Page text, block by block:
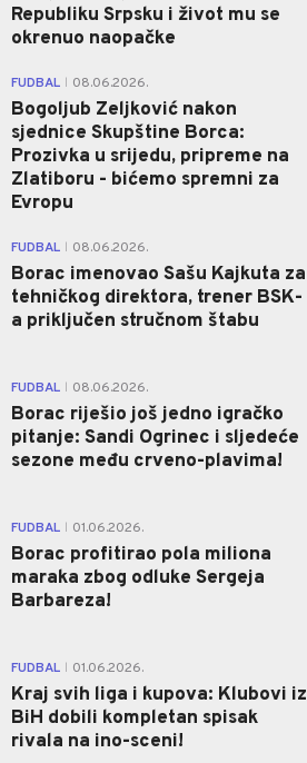
Republiku Srpsku i život mu se
okrenuo naopačke
FUDBAL 08.06.2026.
Bogoljub Zeljković nakon
sjednice Skupštine Borca:
Prozivka u srijedu, pripreme na
Zlatiboru - bićemo spremni za
Evropu
FUDBAL 08.06.2026.
Borac imenovao Sašu Kajkuta za
tehničkog direktora, trener BSK-
a priključen stručnom štabu
FUDBAL 08.06.2026.
Borac riješio još jedno igračko
pitanje: Sandi Ogrinec i sljedeće
sezone među crveno-plavima!
FUDBAL 01.06.2026.
Borac profitirao pola miliona
maraka zbog odluke Sergeja
Barbareza!
FUDBAL 01.06.2026.
Kraj svih liga i kupova: Klubovi iz
BiH dobili kompletan spisak
rivala na ino-sceni!